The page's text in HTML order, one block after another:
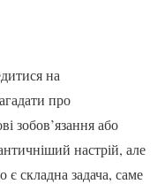
на
про
зобов’язання або
настрій, але
складна задача, саме